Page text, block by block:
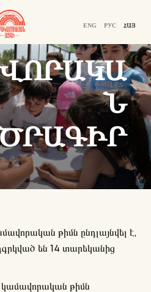
ENG РУС ՀԱՅ
Ն
թիմն ընդլայնվել է,
են 14 տարեկանից
կամավորական թիմն